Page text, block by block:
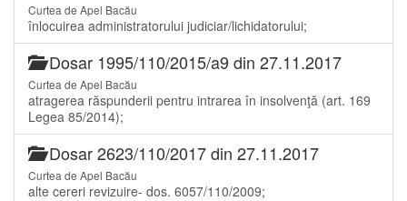
Curtea de Apel Bacău
înlocuirea administratorului judiciar/lichidatorului;
Dosar 1995/110/2015/a9 din 27.11.2017
Curtea de Apel Bacău
atragerea răspunderii pentru intrarea în insolvenţă (art. 169
Legea 85/2014);
Dosar 2623/110/2017 din 27.11.2017
Curtea de Apel Bacău
alte cereri revizuire- dos. 6057/110/2009;